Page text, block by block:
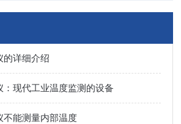
的详细介绍
：现代工业温度监测的设备
不能测量内部温度